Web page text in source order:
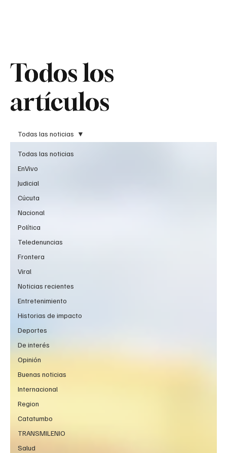
Todos los
artículos
Todos los
artículos
Todas las noticias
EnVivo
Judicial
Cúcuta
Nacional
Política
Teledenuncias
Frontera
Viral
Noticias recientes
Entretenimiento
Historias de impacto
Deportes
De interés
Opinión
Buenas noticias
Internacional
Region
Catatumbo
TRANSMILENIO
Salud
Todas las noticias